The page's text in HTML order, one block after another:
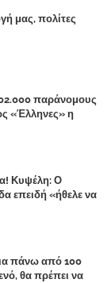
μας, πολίτες
παράνομους
«Έλληνες» η
Κυψέλη: Ο
επειδή «ήθελε να
πάνω από 100
θα πρέπει να